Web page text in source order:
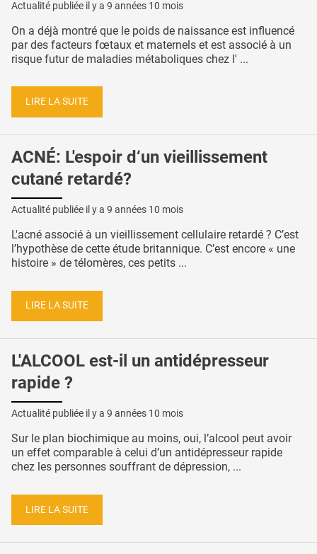
Actualité publiée il y a 9 années 10 mois
On a déjà montré que le poids de naissance est influencé
par des facteurs fœtaux et maternels et est associé à un
risque futur de maladies métaboliques chez l' ...
LIRE LA SUITE
ACNÉ: L'espoir d‘un vieillissement
cutané retardé?
Actualité publiée il y a 9 années 10 mois
L'acné associé à un vieillissement cellulaire retardé ? C’est
l’hypothèse de cette étude britannique. C’est encore « une
histoire » de télomères, ces petits ...
LIRE LA SUITE
L'ALCOOL est-il un antidépresseur
rapide ?
Actualité publiée il y a 9 années 10 mois
Sur le plan biochimique au moins, oui, l’alcool peut avoir
un effet comparable à celui d’un antidépresseur rapide
chez les personnes souffrant de dépression, ...
LIRE LA SUITE